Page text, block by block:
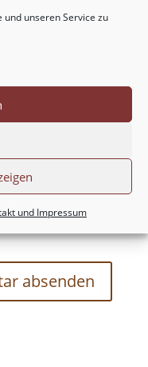
und unseren Service zu
und Impressum
für die nächste